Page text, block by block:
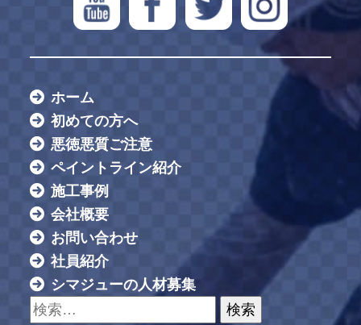
ホーム
初めての方へ
悪徳悪質ご注意
ペイントライン紹介
施工事例
会社概要
お問い合わせ
社員紹介
シマジューの人材募集
検索: